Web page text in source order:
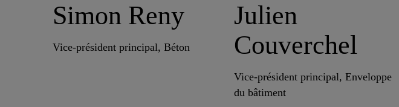
Simon Reny
Vice-président principal, Béton
Julien
Couverchel
Vice-président principal, Enveloppe
du bâtiment